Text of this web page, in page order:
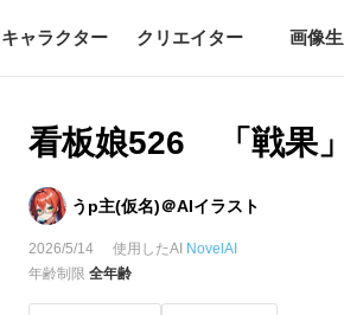
キャラクター クリエイター 画像
看板娘526 「戦果」
うp主(仮名)＠AIイラスト
2026/5/14 使用したAI NovelAI
年齢制限全年齢